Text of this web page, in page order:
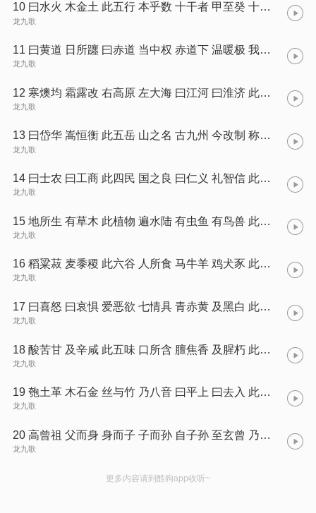
10 曰水火 木金土 此五行 本乎数 十干者 甲至癸 十二支 子至亥
龙九歌
11 曰黄道 日所躔 曰赤道 当中权 赤道下 温暖极 我中华 在东北
龙九歌
12 寒燠均 霜露改 右高原 左大海 曰江河 曰淮济 此四渎 水之纪
龙九歌
13 曰岱华 嵩恒衡 此五岳 山之名 古九州 今改制 称行省 三十五
龙九歌
14 曰士农 曰工商 此四民 国之良 曰仁义 礼智信 此五常 不容紊
龙九歌
15 地所生 有草木 此植物 遍水陆 有虫鱼 有鸟兽 此动物 能飞走
龙九歌
16 稻粱菽 麦黍稷 此六谷 人所食 马牛羊 鸡犬豕 此六畜 人所饲
龙九歌
17 曰喜怒 曰哀惧 爱恶欲 七情具 青赤黄 及黑白 此五色 目所识
龙九歌
18 酸苦甘 及辛咸 此五味 口所含 膻焦香 及腥朽 此五臭 鼻所嗅
龙九歌
19 匏土革 木石金 丝与竹 乃八音 曰平上 曰去入 此四声 宜调协
龙九歌
20 高曾祖 父而身 身而子 子而孙 自子孙 至玄曾 乃九族 人之伦
龙九歌
更多内容请到酷狗app收听~